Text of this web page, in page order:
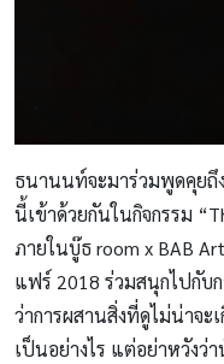
ธนานนท์จะมาร่วมพูดคุยถึ
นี้เข้าด้วยกันในกิจกรรม
ภายในบู๊ธ room x BAB
แฟร์ 2018 ร่วมสนุกไปกับ
ว่าการผสานสิ่งที่ดูไม่น่าจ
เป็นอย่างไร แต่อย่าหวังว่